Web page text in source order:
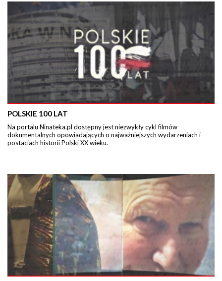
POLSKIE 100 LAT
Na portalu Ninateka.pl dostępny jest niezwykły cykl filmów
dokumentalnych opowiadających o najważniejszych wydarzeniach i
postaciach historii Polski XX wieku.